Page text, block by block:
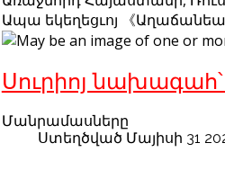
Ապա եկեղեցւոյ 《
Սուրիոյ
Մանրամասները
Ստեղծված Մայիսի 31